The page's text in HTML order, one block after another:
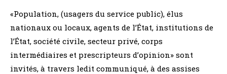
«Population, (usagers du service public), élus
nationaux ou locaux, agents de l’État, institutions de
l’État, société civile, secteur privé, corps
intermédiaires et prescripteurs d’opinion» sont
invités, à travers ledit communiqué, à des assises